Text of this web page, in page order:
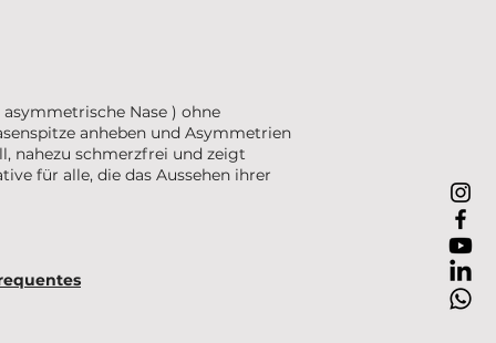
asymmetrische Nase ) ohne
anheben und Asymmetrien
nahezu schmerzfrei und zeigt
für alle, die das Aussehen ihrer